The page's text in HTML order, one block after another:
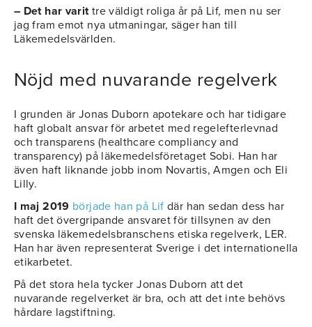
– Det har varittre väldigt roliga år på Lif, men nu ser
jag fram emot nya utmaningar, säger han till
Läkemedelsvärlden.
Nöjd med nuvarande regelverk
I grunden är Jonas Duborn apotekare och har tidigare
haft globalt ansvar för arbetet med regelefterlevnad
och transparens (healthcare compliancy and
transparency) på läkemedelsföretaget Sobi. Han har
även haft liknande jobb inom Novartis, Amgen och Eli
Lilly.
I maj 2019 började han på Lif där han sedan dess har
haft det övergripande ansvaret för tillsynen av den
svenska läkemedelsbranschens etiska regelverk, LER.
Han har även representerat Sverige i det internationella
etikarbetet.
På det stora hela tycker Jonas Duborn att det
nuvarande regelverket är bra, och att det inte behövs
hårdare lagstiftning.